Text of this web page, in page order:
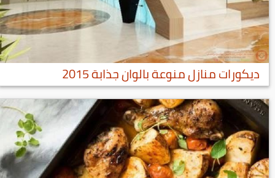
ديكورات منازل منوعة بالوان جذابة 2015